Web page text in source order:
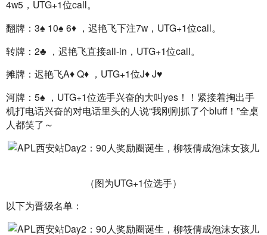
4w5，UTG+1位call。
翻牌：3♠️ 10♠️ 6♦️ ，迟艳飞下注7w，UTG+1位call。
转牌：2♣️ ，迟艳飞直接all-in，UTG+1位call。
摊牌：迟艳飞A♦️ Q♦️ ，UTG+1位J♦️ J♥️
河牌：5♠️ ，UTG+1位选手兴奋的大叫yes！！紧接着掏出手
机打电话兴奋的对电话里头的人说“我刚刚抓了个bluff！”全桌
人都笑了～
（图为UTG+1位选手）
以下为晋级名单：